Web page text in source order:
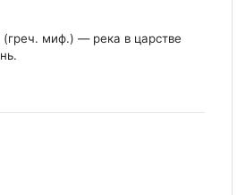
(греч. миф.) — река в царстве